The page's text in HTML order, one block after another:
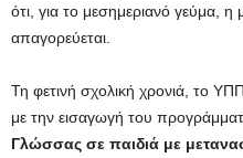
ότι, για το μεσημεριανό γεύμα,
απαγορεύεται.
Τη φετινή σχολική χρονιά, το
με την εισαγωγή του
Γλώσσας σε παιδιά με